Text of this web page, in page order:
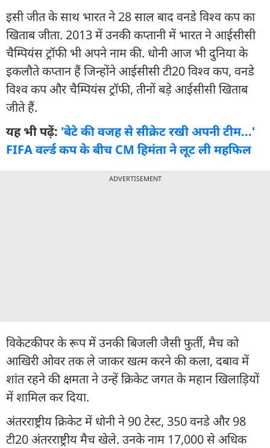
इसी जीत के साथ भारत ने 28 साल बाद वनडे विश्व कप का
खिताब जीता. 2013 में उनकी कप्तानी में भारत ने आईसीसी
चैम्पियंस ट्रॉफी भी अपने नाम की. धोनी आज भी दुनिया के
इकलौते कप्तान हैं जिन्होंने आईसीसी टी20 विश्व कप, वनडे
विश्व कप और चैम्पियंस ट्रॉफी, तीनों बड़े आईसीसी खिताब
जीते हैं.
यह भी पढ़ें: 'बेटे की वजह से सीक्रेट रखी अपनी टीम...'
FIFA वर्ल्ड कप के बीच CM हिमंता ने लूट ली महफिल
ADVERTISEMENT
विकेटकीपर के रूप में उनकी बिजली जैसी फुर्ती, मैच को
आखिरी ओवर तक ले जाकर खत्म करने की कला, दबाव में
शांत रहने की क्षमता ने उन्हें क्रिकेट जगत के महान खिलाड़ियों
में शामिल कर दिया.
अंतरराष्ट्रीय क्रिकेट में धोनी ने 90 टेस्ट, 350 वनडे और 98
टी20 अंतरराष्ट्रीय मैच खेले. उनके नाम 17,000 से अधिक